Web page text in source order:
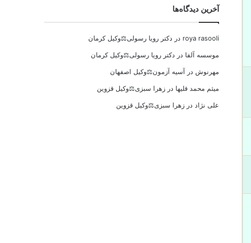
آخرین دیدگاه‌ها
roya rasooli در دکتر رویا رسولی⚖️وکیل کرمان
موسسه آلفا در دکتر رویا رسولی⚖️وکیل کرمان
مهرنوش در آسیه آزمون⚖️وکیل اصفهان
میثم محمد قلیها درزهرا سبزی⚖️وکیل قزوین
علی نژاد درزهرا سبزی⚖️وکیل قزوین